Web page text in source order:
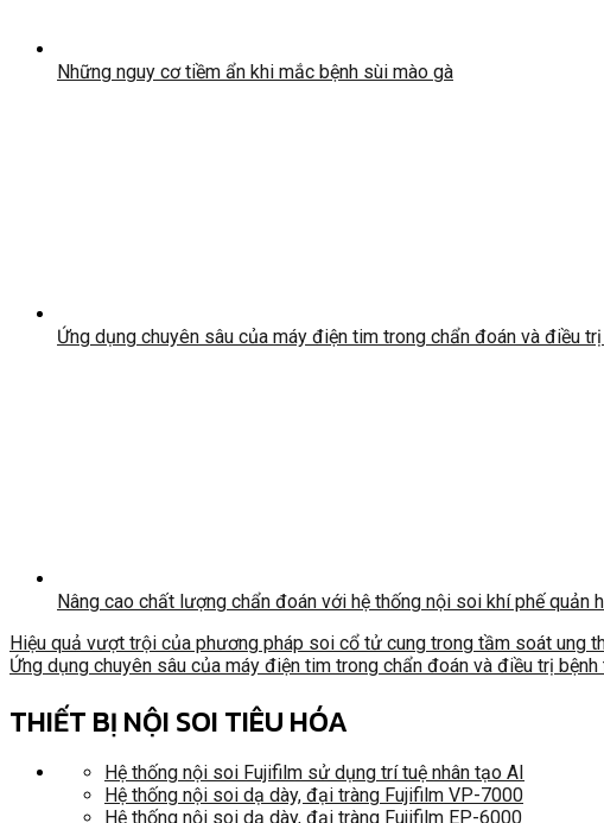
Những nguy cơ tiềm ẩn khi mắc bệnh sùi mào gà
Ứng dụng chuyên sâu của máy điện tim trong chẩn đoán và điều
Nâng cao chất lượng chẩn đoán với hệ thống nội soi khí phế quản
Hiệu quả vượt trội của phương pháp soi cổ tử cung trong tầm soát ung
Ứng dụng chuyên sâu của máy điện tim trong chẩn đoán và điều trị
THIẾT BỊ NỘI SOI TIÊU HÓA
Hệ thống nội soi Fujifilm sử dụng trí tuệ nhân tạo AI
Hệ thống nội soi dạ dày, đại tràng Fujifilm VP-7000
Hệ thống nội soi dạ dày, đại tràng Fujifilm EP-6000